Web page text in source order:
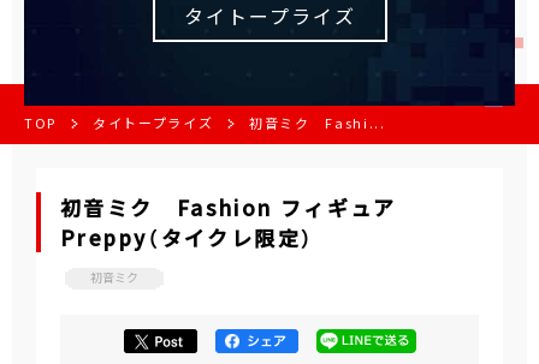
タイトープライズ
TOP タイトープライズ 初音ミク Fashi...
初音ミク Fashion フィギュア
Preppy（タイクレ限定）
初音ミク